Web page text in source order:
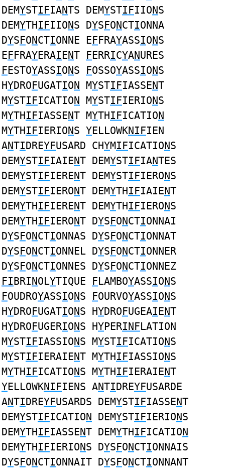
DEMYSTIFIANTS DEMYSTIFIIONS
DEMYTHIFIIONS DYSFONCTIONNA
DYSFONCTIONNE EFFRAYASSIONS
EFFRAYERAIENT FERRICYANURES
FESTOYASSIONS FOSSOYASSIONS
HYDROFUGATION MYSTIFIASSENT
MYSTIFICATION MYSTIFIERIONS
MYTHIFIASSENT MYTHIFICATION
MYTHIFIERIONS YELLOWKNIFIEN
ANTIDREYFUSARD CHYMIFICATIONS
DEMYSTIFIAIENT DEMYSTIFIANTES
DEMYSTIFIERENT DEMYSTIFIERONS
DEMYSTIFIERONT DEMYTHIFIAIENT
DEMYTHIFIERENT DEMYTHIFIERONS
DEMYTHIFIERONT DYSFONCTIONNAI
DYSFONCTIONNAS DYSFONCTIONNAT
DYSFONCTIONNEL DYSFONCTIONNER
DYSFONCTIONNES DYSFONCTIONNEZ
FIBRINOLYTIQUE FLAMBOYASSIONS
FOUDROYASSIONS FOURVOYASSIONS
HYDROFUGATIONS HYDROFUGEAIENT
HYDROFUGERIONS HYPERINFLATION
MYSTIFIASSIONS MYSTIFICATIONS
MYSTIFIERAIENT MYTHIFIASSIONS
MYTHIFICATIONS MYTHIFIERAIENT
YELLOWKNIFIENS ANTIDREYFUSARDE
ANTIDREYFUSARDS DEMYSTIFIASSENT
DEMYSTIFICATION DEMYSTIFIERIONS
DEMYTHIFIASSENT DEMYTHIFICATION
DEMYTHIFIERIONS DYSFONCTIONNAIS
DYSFONCTIONNAIT DYSFONCTIONNANT